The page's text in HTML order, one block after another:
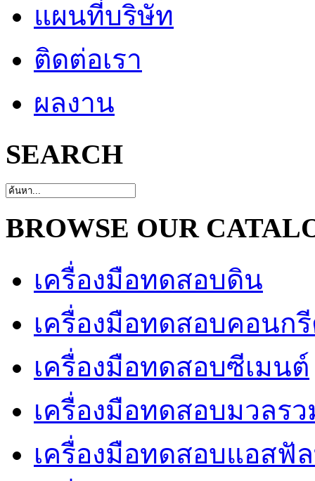
แผนที่บริษัท
ติดต่อเรา
ผลงาน
SEARCH
BROWSE OUR
เครื่องมือทดสอบดิน
เครื่องมือทดสอบคอนก
เครื่องมือทดสอบซีเมนต์
เครื่องมือทดสอบมวลร
เครื่องมือทดสอบแอสฟั